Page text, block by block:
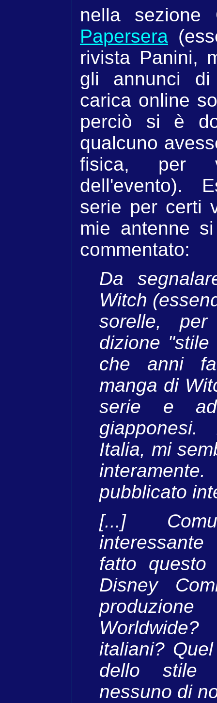
nella sezione
Papersera
rivista Panini,
gli annunci
carica online
perciò si è
qualcuno
fisica, per
dell'evento).
serie per certi
mie antenne
commentato:
Da
Witch
sorelle,
dizione "stile
che anni
manga di
serie e
Italia, mi
pubblicato
[...]
fatto questo
Disney
produzione
italiani?
dello stile
nessuno di